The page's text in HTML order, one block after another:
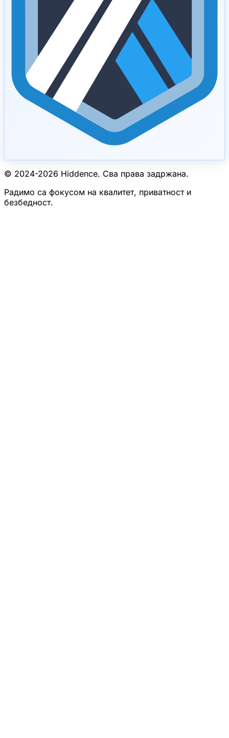
© 2024-2026 Hiddence. Сва права задржана.
Радимо са фокусом на квалитет, приватност и
безбедност.